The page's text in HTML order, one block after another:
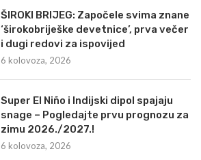
ŠIROKI BRIJEG: Započele svima znane
‘širokobriješke devetnice’, prva večer
i dugi redovi za ispovijed
6 kolovoza, 2026
Super El Niño i Indijski dipol spajaju
snage – Pogledajte prvu prognozu za
zimu 2026./2027.!
6 kolovoza, 2026